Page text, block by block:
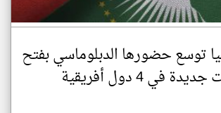
توسع حضورها الدبلوماسي بفتح
في 4 دول أفريقية